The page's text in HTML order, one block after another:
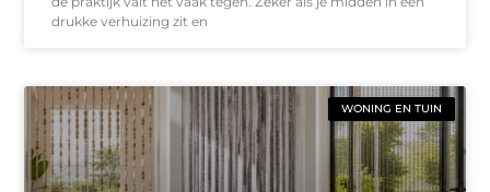
drukke verhuizing zit en
WONING EN TUIN